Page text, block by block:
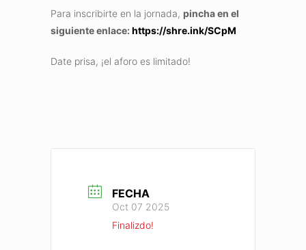
Para inscribirte en la jornada, pincha en el
siguiente enlace:https://shre.ink/SCpM
Date prisa, ¡el aforo es limitado!
FECHA
Oct 07 2025
Finalizdo!